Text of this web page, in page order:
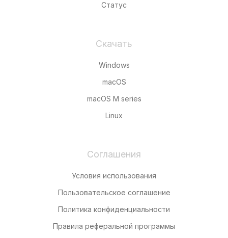
Статус
Скачать
Windows
macOS
macOS M series
Linux
Соглашения
Условия использования
Пользовательское соглашение
Политика конфиденциальности
Правила реферальной программы